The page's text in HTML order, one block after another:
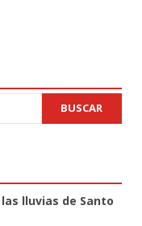
BUSCAR
lluvias de Santo